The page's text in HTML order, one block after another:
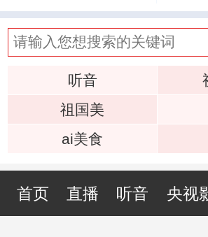
听音
祖国美
ai美食
首页 直播 听音 央视